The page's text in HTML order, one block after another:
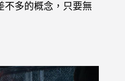
不多的概念，只要無